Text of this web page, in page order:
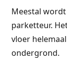
Meestal
parketteur.
vloer
ondergrond.